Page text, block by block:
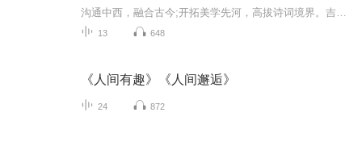
13 648
《人间有趣》《人间邂逅》
24 872